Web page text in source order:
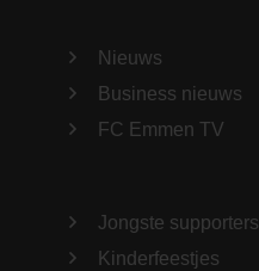
Nieuws
Business nieuws
FC Emmen TV
Jongste supporters
Kinderfeestjes